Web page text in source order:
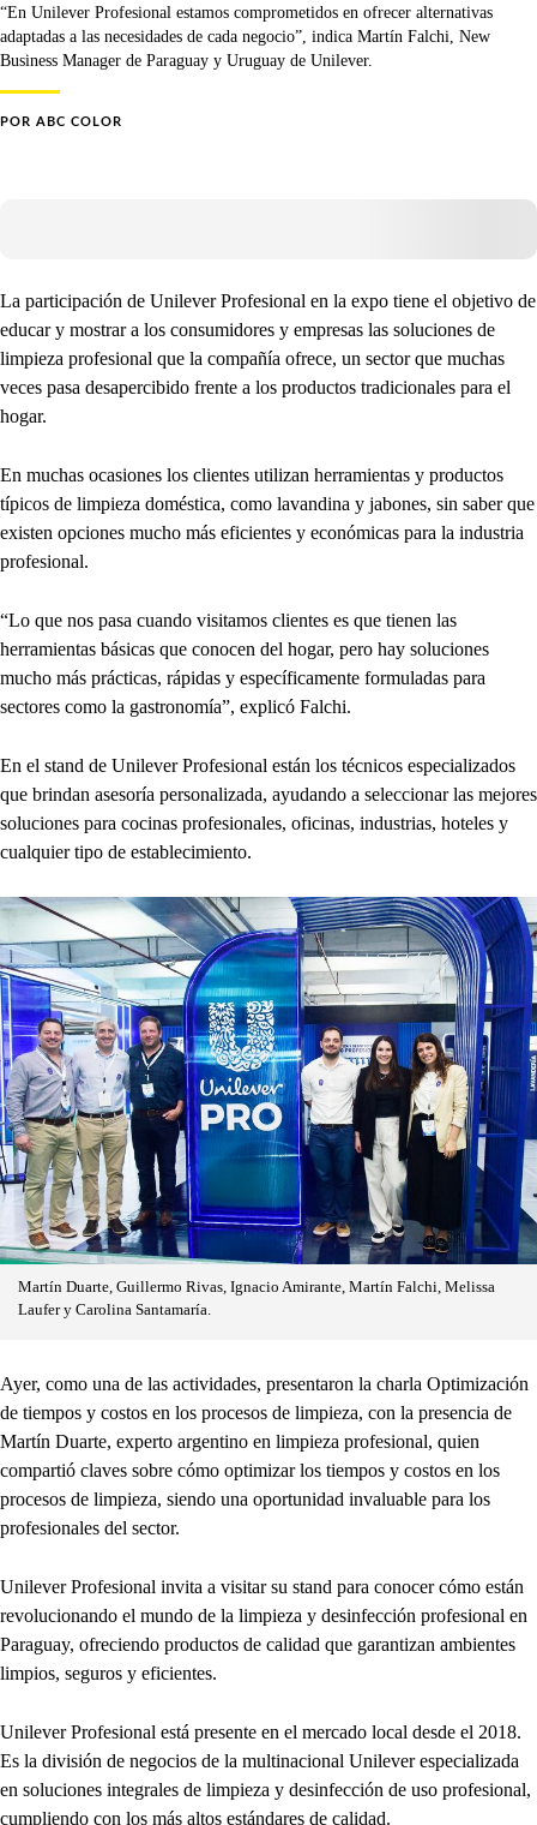
“En Unilever Profesional estamos comprometidos en ofrecer alternativas
adaptadas a las necesidades de cada negocio”, indica Martín Falchi, New
Business Manager de Paraguay y Uruguay de Unilever.
POR ABC COLOR
La participación de Unilever Profesional en la expo tiene el objetivo de
educar y mostrar a los consumidores y empresas las soluciones de
limpieza profesional que la compañía ofrece, un sector que muchas
veces pasa desapercibido frente a los productos tradicionales para el
hogar.
En muchas ocasiones los clientes utilizan herramientas y productos
típicos de limpieza doméstica, como lavandina y jabones, sin saber que
existen opciones mucho más eficientes y económicas para la industria
profesional.
“Lo que nos pasa cuando visitamos clientes es que tienen las
herramientas básicas que conocen del hogar, pero hay soluciones
mucho más prácticas, rápidas y específicamente formuladas para
sectores como la gastronomía”, explicó Falchi.
En el stand de Unilever Profesional están los técnicos especializados
que brindan asesoría personalizada, ayudando a seleccionar las mejores
soluciones para cocinas profesionales, oficinas, industrias, hoteles y
cualquier tipo de establecimiento.
Martín Duarte, Guillermo Rivas, Ignacio Amirante, Martín Falchi, Melissa
Laufer y Carolina Santamaría.
Ayer, como una de las actividades, presentaron la charla Optimización
de tiempos y costos en los procesos de limpieza, con la presencia de
Martín Duarte, experto argentino en limpieza profesional, quien
compartió claves sobre cómo optimizar los tiempos y costos en los
procesos de limpieza, siendo una oportunidad invaluable para los
profesionales del sector.
Unilever Profesional invita a visitar su stand para conocer cómo están
revolucionando el mundo de la limpieza y desinfección profesional en
Paraguay, ofreciendo productos de calidad que garantizan ambientes
limpios, seguros y eficientes.
Unilever Profesional está presente en el mercado local desde el 2018.
Es la división de negocios de la multinacional Unilever especializada
en soluciones integrales de limpieza y desinfección de uso profesional,
cumpliendo con los más altos estándares de calidad.